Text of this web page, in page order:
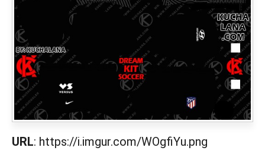
URL: https://i.imgur.com/WOgfiYu.png